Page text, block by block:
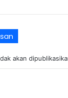
akan